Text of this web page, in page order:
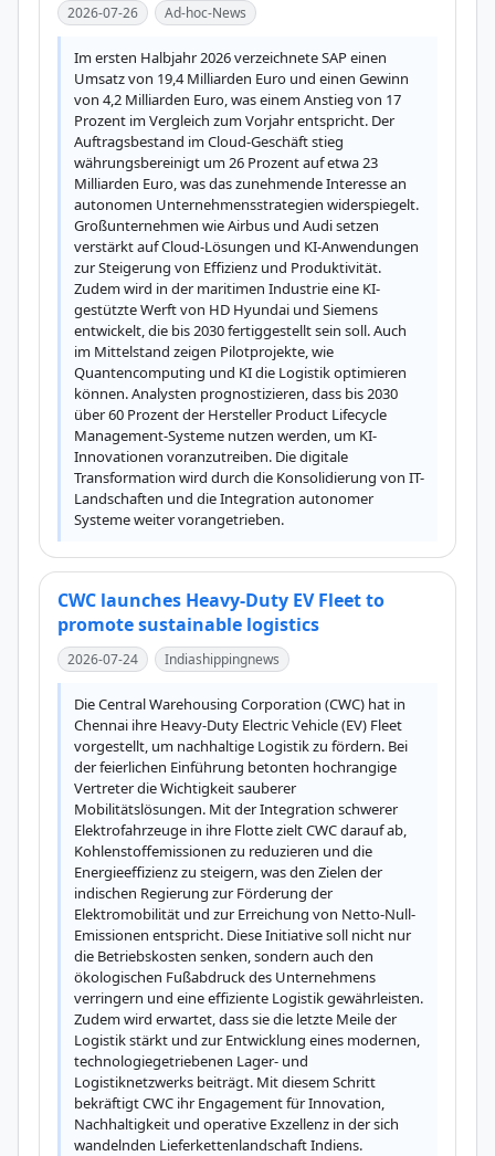
2026-07-26 Ad-hoc-News
Im ersten Halbjahr 2026 verzeichnete SAP einen
Umsatz von 19,4 Milliarden Euro und einen Gewinn
von 4,2 Milliarden Euro, was einem Anstieg von 17
Prozent im Vergleich zum Vorjahr entspricht. Der
Auftragsbestand im Cloud-Geschäft stieg
währungsbereinigt um 26 Prozent auf etwa 23
Milliarden Euro, was das zunehmende Interesse an
autonomen Unternehmensstrategien widerspiegelt.
Großunternehmen wie Airbus und Audi setzen
verstärkt auf Cloud-Lösungen und KI-Anwendungen
zur Steigerung von Effizienz und Produktivität.
Zudem wird in der maritimen Industrie eine KI-
gestützte Werft von HD Hyundai und Siemens
entwickelt, die bis 2030 fertiggestellt sein soll. Auch
im Mittelstand zeigen Pilotprojekte, wie
Quantencomputing und KI die Logistik optimieren
können. Analysten prognostizieren, dass bis 2030
über 60 Prozent der Hersteller Product Lifecycle
Management-Systeme nutzen werden, um KI-
Innovationen voranzutreiben. Die digitale
Transformation wird durch die Konsolidierung von IT-
Landschaften und die Integration autonomer
Systeme weiter vorangetrieben.
CWC launches Heavy-Duty EV Fleet to
promote sustainable logistics
2026-07-24 Indiashippingnews
Die Central Warehousing Corporation (CWC) hat in
Chennai ihre Heavy-Duty Electric Vehicle (EV) Fleet
vorgestellt, um nachhaltige Logistik zu fördern. Bei
der feierlichen Einführung betonten hochrangige
Vertreter die Wichtigkeit sauberer
Mobilitätslösungen. Mit der Integration schwerer
Elektrofahrzeuge in ihre Flotte zielt CWC darauf ab,
Kohlenstoffemissionen zu reduzieren und die
Energieeffizienz zu steigern, was den Zielen der
indischen Regierung zur Förderung der
Elektromobilität und zur Erreichung von Netto-Null-
Emissionen entspricht. Diese Initiative soll nicht nur
die Betriebskosten senken, sondern auch den
ökologischen Fußabdruck des Unternehmens
verringern und eine effiziente Logistik gewährleisten.
Zudem wird erwartet, dass sie die letzte Meile der
Logistik stärkt und zur Entwicklung eines modernen,
technologiegetriebenen Lager- und
Logistiknetzwerks beiträgt. Mit diesem Schritt
bekräftigt CWC ihr Engagement für Innovation,
Nachhaltigkeit und operative Exzellenz in der sich
wandelnden Lieferkettenlandschaft Indiens.